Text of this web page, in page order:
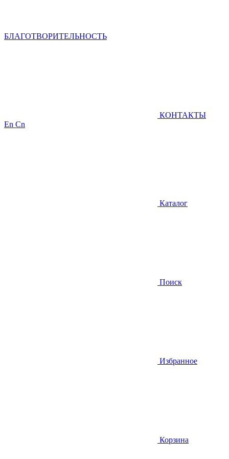
БЛАГОТВОРИТЕЛЬНОСТЬ
КОНТАКТЫ
En Cn
Каталог
Поиск
Избранное
Корзина